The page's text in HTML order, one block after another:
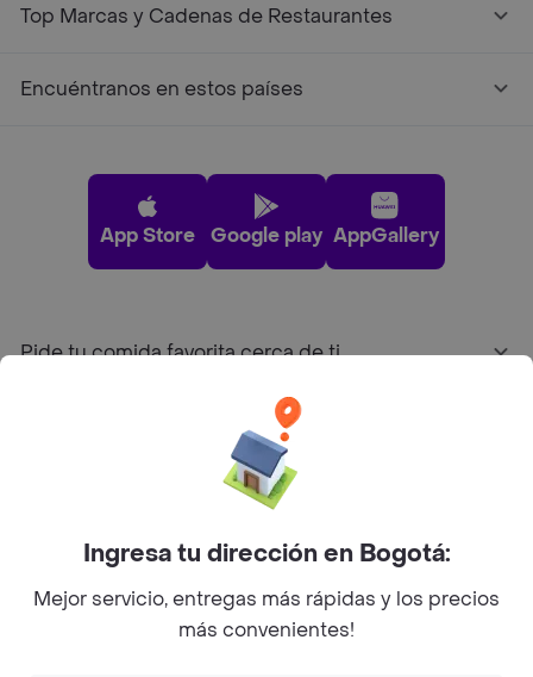
Top Marcas y Cadenas de Restaurantes
Encuéntranos en estos países
App Store Google play AppGallery
Pide tu comida favorita cerca de ti
Sobre Rappi
Facebook
Twitter
Instagram
Ingresa tu dirección en Bogotá:
Mejor servicio, entregas más rápidas y los precios
más convenientes!